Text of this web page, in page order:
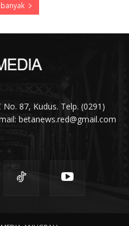
87, Kudus. Telp. (0291)
betanews.red@gmail.com